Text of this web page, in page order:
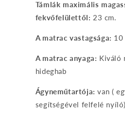
Támlák maximális
fekvőfelülettől: 23 cm.
A matrac vastagsága: 10
A matrac anyaga: Kiváló
hideghab
Ágyneműtartója: van (
segítségével felfelé nyíló)